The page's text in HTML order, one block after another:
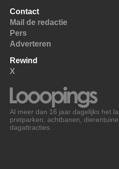
Contact
Mail de redactie
Pers
Adverteren
Rewind
X
Al meer dan 16 jaar dagelijks het
pretparken, achtbanen,
dagattracties.